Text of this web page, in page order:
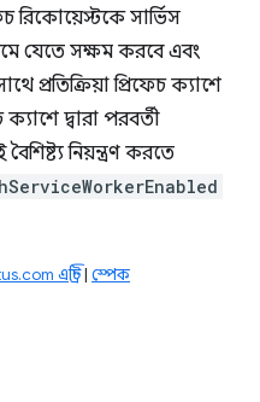
রিকোয়েস্টকে সার্ভিস
যেতে সক্ষম করবে এবং
প্রতিক্রিয়া প্রিফেচ ক্যাশে
দ্বারা পরবর্তী
নিয়ন্ত্রণ করতে
এন্ট্রি| স্পেক